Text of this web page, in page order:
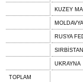
KUZEY
MOLDAVYA
RUSYA
SIRBİSTAN
UKRAYNA
TOPLAM